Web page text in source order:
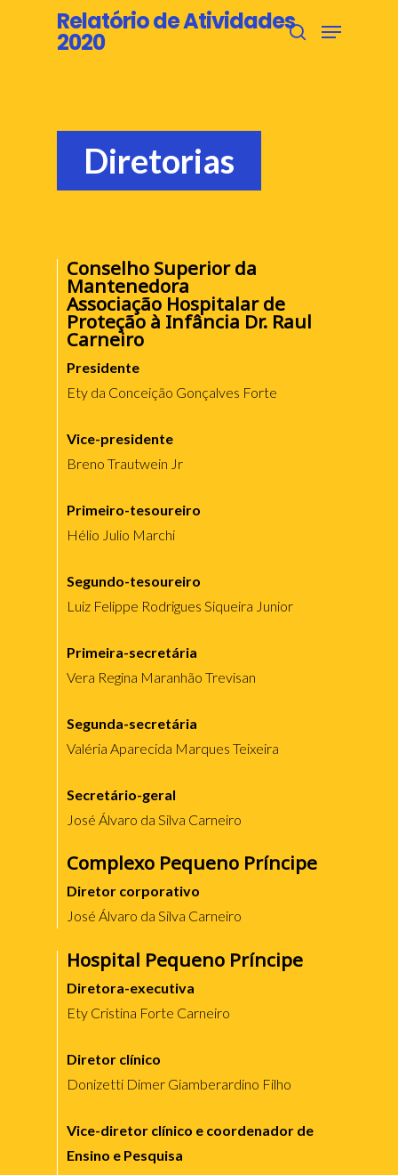
Relatório de Atividades
2020 search
Menu
Diretorias
Conselho Superior da
Mantenedora
Associação Hospitalar de
Proteção à Infância Dr. Raul
Carneiro
Presidente
Ety da Conceição Gonçalves Forte
Vice-presidente
Breno Trautwein Jr
Primeiro-tesoureiro
Hélio Julio Marchi
Segundo-tesoureiro
Luiz Felippe Rodrigues Siqueira Junior
Primeira-secretária
Vera Regina Maranhão Trevisan
Segunda-secretária
Valéria Aparecida Marques Teixeira
Secretário-geral
José Álvaro da Silva Carneiro
Complexo Pequeno Príncipe
Diretor corporativo
José Álvaro da Silva Carneiro
Hospital Pequeno Príncipe
Diretora-executiva
Ety Cristina Forte Carneiro
Diretor clínico
Donizetti Dimer Giamberardino Filho
Vice-diretor clínico e coordenador de
Ensino e Pesquisa